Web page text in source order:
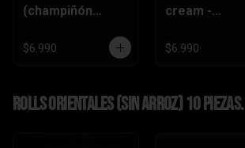
(champiñón
crema,pimentón)
$6.990
cream -
tempura,
$6.990
Rolls Orientales (SIN ARROZ) 10 piezas.